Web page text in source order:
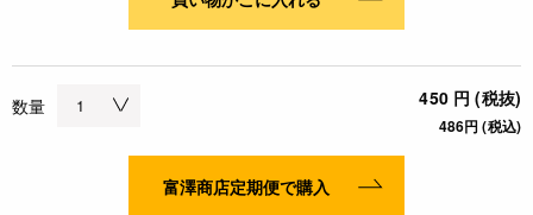
数量 450 円 (税抜)
486円 (税込)
富澤商店定期便で購入